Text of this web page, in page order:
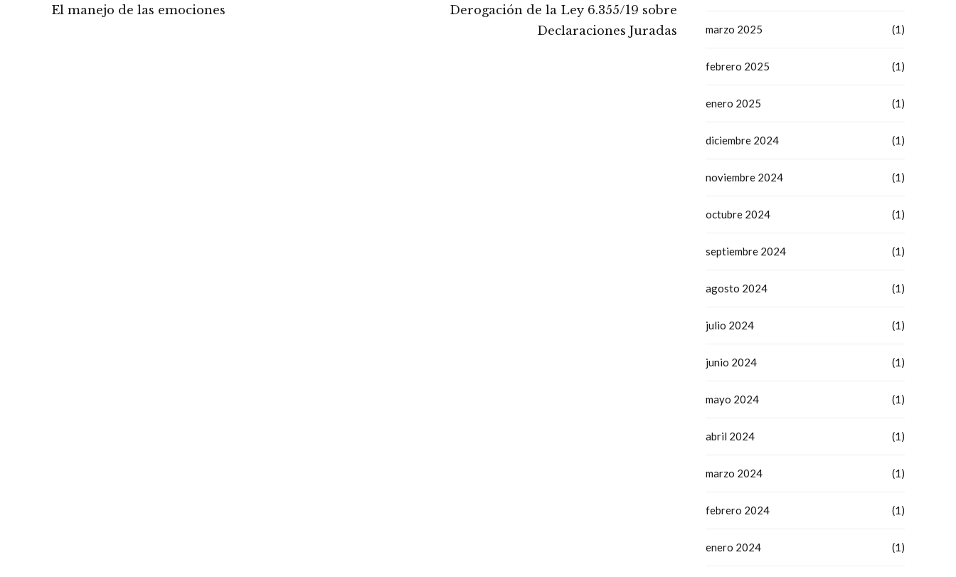
El manejo de las emociones
Derogación de la Ley 6.355/19 sobre
Declaraciones Juradas
marzo 2025 (1)
febrero 2025 (1)
enero 2025 (1)
diciembre 2024 (1)
noviembre 2024 (1)
octubre 2024 (1)
septiembre 2024 (1)
agosto 2024 (1)
julio 2024 (1)
junio 2024 (1)
mayo 2024 (1)
abril 2024 (1)
marzo 2024 (1)
febrero 2024 (1)
enero 2024 (1)